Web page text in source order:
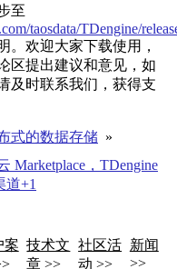
至
taosdata/TDengine/
。欢迎大家下载使用，
区提出建议和意见，如
及时联系我们，获得支
式的数据存储 »
Marketplace，TDengine
道+1
案 技术文
章 >>
社区活
动 >>
新闻
>>